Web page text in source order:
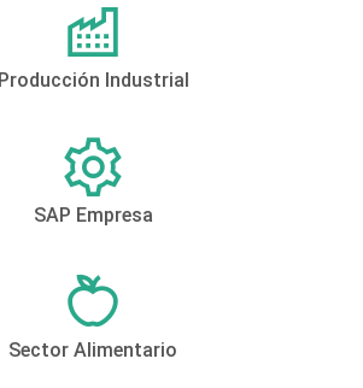
Producción Industrial
SAP Empresa
Sector Alimentario